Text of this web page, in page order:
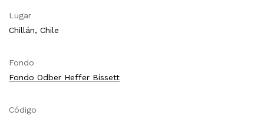
Lugar
Chillán, Chile
Fondo
Fondo Odber Heffer Bissett
Código